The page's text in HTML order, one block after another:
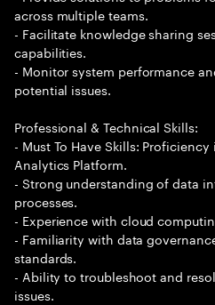
across multiple teams.
- Facilitate knowledge sharing
capabilities.
- Monitor system performance
potential issues.
Professional & Technical Skills:
- Must To Have Skills:
Analytics Platform.
- Strong understanding of data
processes.
- Experience with cloud
- Familiarity with data
standards.
- Ability to troubleshoot and
issues.